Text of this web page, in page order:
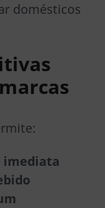
domésticos
imediata